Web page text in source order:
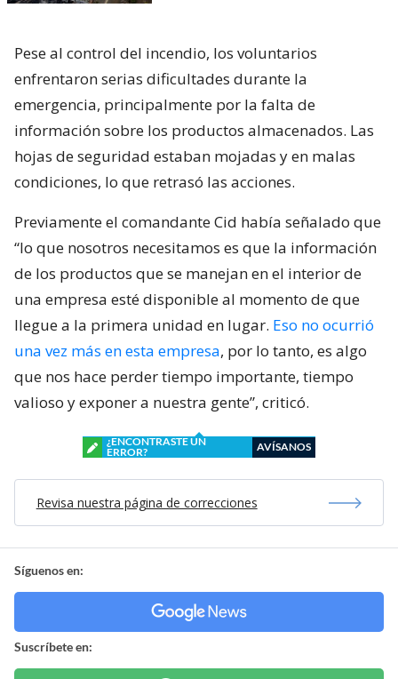
Pese al control del incendio, los voluntarios
enfrentaron serias dificultades durante la
emergencia, principalmente por la falta de
información sobre los productos almacenados. Las
hojas de seguridad estaban mojadas y en malas
condiciones, lo que retrasó las acciones.
Previamente el comandante Cid había señalado que
“lo que nosotros necesitamos es que la información
de los productos que se manejan en el interior de
una empresa esté disponible al momento de que
llegue a la primera unidad en lugar. Eso no ocurrió
una vez más en esta empresa, por lo tanto, es algo
que nos hace perder tiempo importante, tiempo
valioso y exponer a nuestra gente”, criticó.
¿ENCONTRASTE UN
ERROR?
AVÍSANOS
Revisa nuestra página de correcciones
Síguenos en:
Suscríbete en: